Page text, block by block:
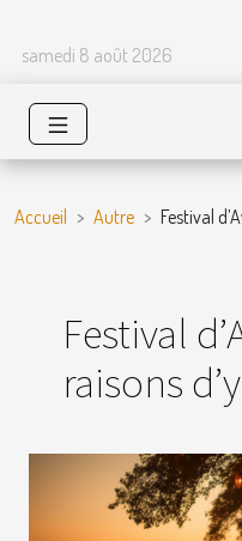
samedi 8 août 2026
Accueil Autre Festival
Festival
raisons